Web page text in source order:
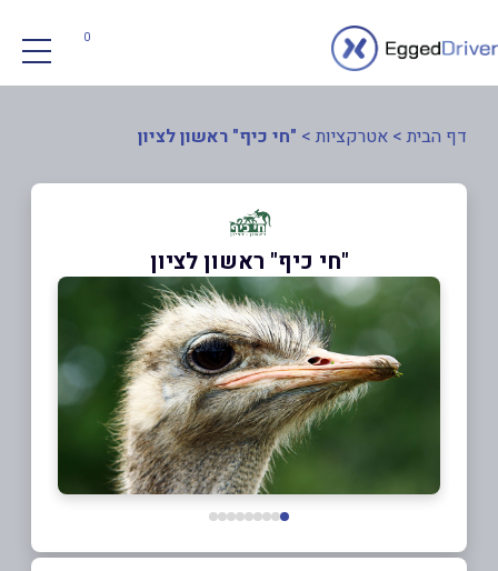
0
דף הבית > אטרקציות > "חי כיף" ראשון לציון
"חי כיף" ראשון לציון